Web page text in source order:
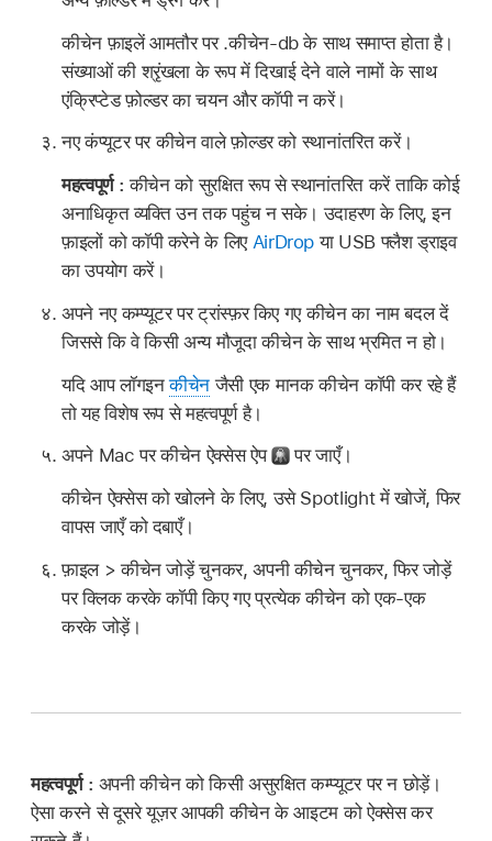
कीचेन फ़ाइलें आमतौर पर .कीचेन-db के साथ समाप्त होता है।
संख्याओं की श्रृंखला के रूप में दिखाई देने वाले नामों के साथ
एंक्रिप्टेड फ़ोल्डर का चयन और कॉपी न करें।
नए कंप्यूटर पर कीचेन वाले फ़ोल्डर को स्थानांतरित करें।
महत्वपूर्ण :कीचेन को सुरक्षित रूप से स्थानांतरित करें ताकि कोई
अनाधिकृत व्यक्ति उन तक पहुंच न सके। उदाहरण के लिए, इन
फ़ाइलों को कॉपी करेने के लिए AirDrop या USB फ्लैश ड्राइव
का उपयोग करें।
अपने नए कम्प्यूटर पर ट्रांस्फ़र किए गए कीचेन का नाम बदल दें
जिससे कि वे किसी अन्य मौजूदा कीचेन के साथ भ्रमित न हो।
यदि आप लॉगइनकीचेन जैसी एक मानक कीचेन कॉपी कर रहे हैं
तो यह विशेष रूप से महत्वपूर्ण है।
अपने Mac पर कीचेन ऐक्सेस ऐप
पर जाएँ।
कीचेन ऐक्सेस को खोलने के लिए, उसे Spotlight में खोजें, फिर
वापस जाएँ को दबाएँ।
फ़ाइल > कीचेन जोड़ें चुनकर, अपनी कीचेन चुनकर, फिर जोड़ें
पर क्लिक करके कॉपी किए गए प्रत्येक कीचेन को एक-एक
करके जोड़ें।
महत्वपूर्ण : अपनी कीचेन को किसी असुरक्षित कम्प्यूटर पर न छोड़ें।
ऐसा करने से दूसरे यूज़र आपकी कीचेन के आइटम को ऐक्सेस कर